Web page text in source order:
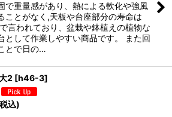
で重量感があり、熱による軟化や強風
ことがなく,天板や台座部分の寿命は
言われており、盆栽や鉢植えの植物な
として作業しやすい商品です。 また回
とで日の…
2 [h46-3]
込)